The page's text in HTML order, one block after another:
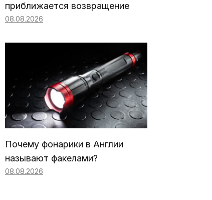
приближается возвращение
08.08.2026
Почему фонарики в Англии
называют факелами?
08.08.2026